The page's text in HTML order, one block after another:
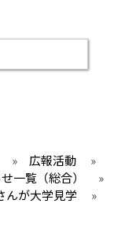
» 広報活動
»
一覧（総合）
»
んが大学見学
»